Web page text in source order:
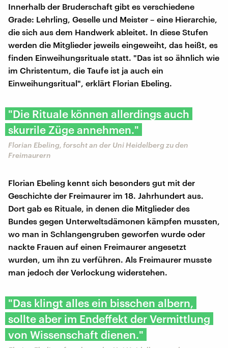
Innerhalb der Bruderschaft gibt es verschiedene
Grade: Lehrling, Geselle und Meister – eine Hierarchie,
die sich aus dem Handwerk ableitet. In diese Stufen
werden die Mitglieder jeweils eingeweiht, das heißt, es
finden Einweihungsrituale statt. "Das ist so ähnlich wie
im Christentum, die Taufe ist ja auch ein
Einweihungsritual", erklärt Florian Ebeling.
"Die Rituale können allerdings auch
skurrile Züge annehmen."
Florian Ebeling, forscht an der Uni Heidelberg zu den
Freimaurern
Florian Ebeling kennt sich besonders gut mit der
Geschichte der Freimaurer im 18. Jahrhundert aus.
Dort gab es Rituale, in denen die Mitglieder des
Bundes gegen Unterweltsdämonen kämpfen mussten,
wo man in Schlangengruben geworfen wurde oder
nackte Frauen auf einen Freimaurer angesetzt
wurden, um ihn zu verführen. Als Freimaurer musste
man jedoch der Verlockung widerstehen.
"Das klingt alles ein bisschen albern,
sollte aber im Endeffekt der Vermittlung
von Wissenschaft dienen."